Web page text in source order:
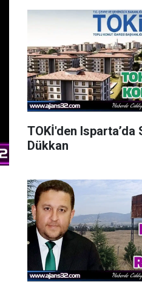
TOKİ'den Isparta’da
Dükkan